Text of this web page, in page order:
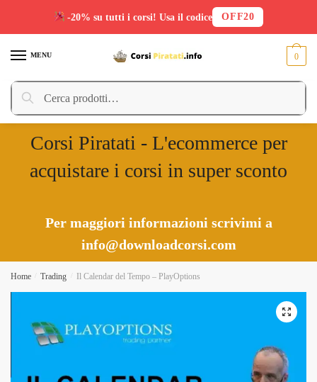
MENU
Cerca:
Cerca
0
Corsi Piratati - L'ecommerce per
acquistare i corsi in super sconto
Per maggiori informazioni scrivimi a
info@downloadcorsi.com
Home Trading Il Calendar del Tempo – PlayOptions
-20% su tutti i corsi! Usa il codice OFF20